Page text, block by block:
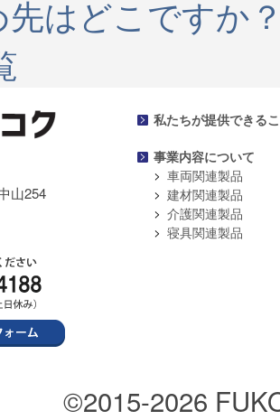
先はどこですか
山254
私たちが提供できる
事業内容について
車両関連製品
建材関連製品
介護関連製品
寝具関連製品
©2015-2026